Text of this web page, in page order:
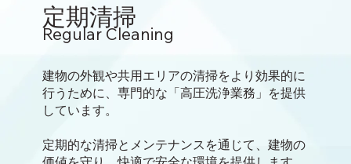
定期清掃
Regular Cleaning
建物の外観や共用エリアの清掃をより効果的に
行うために、専門的な「高圧洗浄業務」を提供
しています。
定期的な清掃とメンテナンスを通じて、建物の